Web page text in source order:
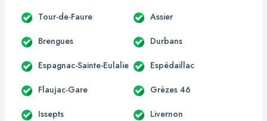
Tour-de-Faure Assier
Brengues Durbans
Espagnac-Sainte-Eulalie Espédaillac
Flaujac-Gare Grèzes 46
Issepts Livernon